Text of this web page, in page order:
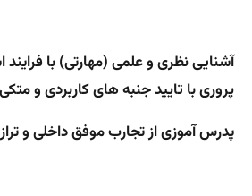
​​آشنایی نظری و علمی (مهارتی) با
پروری با تایید جنبه های کاربردی و
پدرس آموزی از تجارب موفق داخلی و